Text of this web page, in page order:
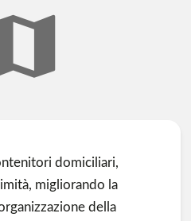
domiciliari,
migliorando la
della